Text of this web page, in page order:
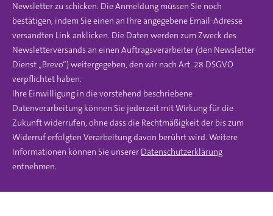
Newsletter zu schicken. Die Anmeldung müssen Sie noch
bestätigen, indem Sie einen an Ihre angegebene Email-Adresse
versandten Link anklicken. Die Daten werden zum Zweck des
Newsletterversands an einen Auftragsverarbeiter (den Newsletter-
Dienst „Brevo“) weitergegeben, den wir nach Art. 28 DSGVO
verpflichtet haben.
Ihre Einwilligung in die vorstehend beschriebene
Datenverarbeitung können Sie jederzeit mit Wirkung für die
Zukunft widerrufen, ohne dass die Rechtmäßigkeit der bis zum
Widerruf erfolgten Verarbeitung davon berührt wird. Weitere
Informationen können Sie unserer Datenschutzerklärung
entnehmen.